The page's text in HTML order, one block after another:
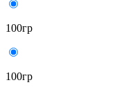
100гр
100гр